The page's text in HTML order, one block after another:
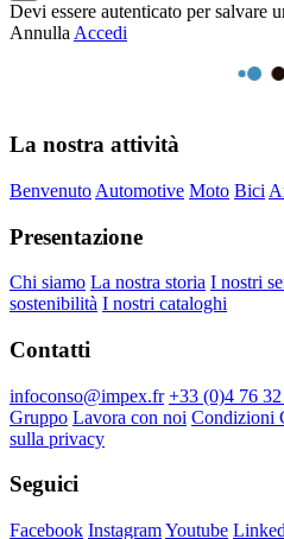
Devi essere autenticato per salvare
Annulla Accedi
La nostra attività
Benvenuto Automotive Moto Bici
Presentazione
Chi siamo La nostra storia I nostri
sostenibilità I nostri cataloghi
Contatti
infoconso@impex.fr +33 (0)4 76
Gruppo Lavora con noi Condizioni
sulla privacy
Seguici
Facebook InstagramYoutube